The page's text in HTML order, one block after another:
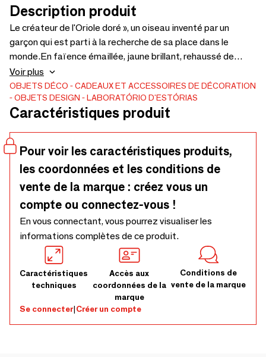
Description produit
Le créateur de l'Oriole doré », un oiseau inventé par un
garçon qui est parti à la recherche de sa place dans le
monde.En faïence émaillée, jaune brillant, rehaussé de
griffes ou de branches en laiton naturel ou oxydé.
Voir plus
OBJETS DÉCO
CADEAUX ET ACCESSOIRES DE DÉCORATION
OBJETS DESIGN
LABORATÓRIO D'ESTÓRIAS
Caractéristiques produit
Pour voir les caractéristiques produits,
les coordonnées et les conditions de
vente de la marque : créez vous un
compte ou connectez-vous !
En vous connectant, vous pourrez visualiser les
informations complètes de ce produit.
Caractéristiques
techniques
Accès aux
coordonnées de la
marque
Conditions de
vente de la marque
Se connecter|Créer un compte